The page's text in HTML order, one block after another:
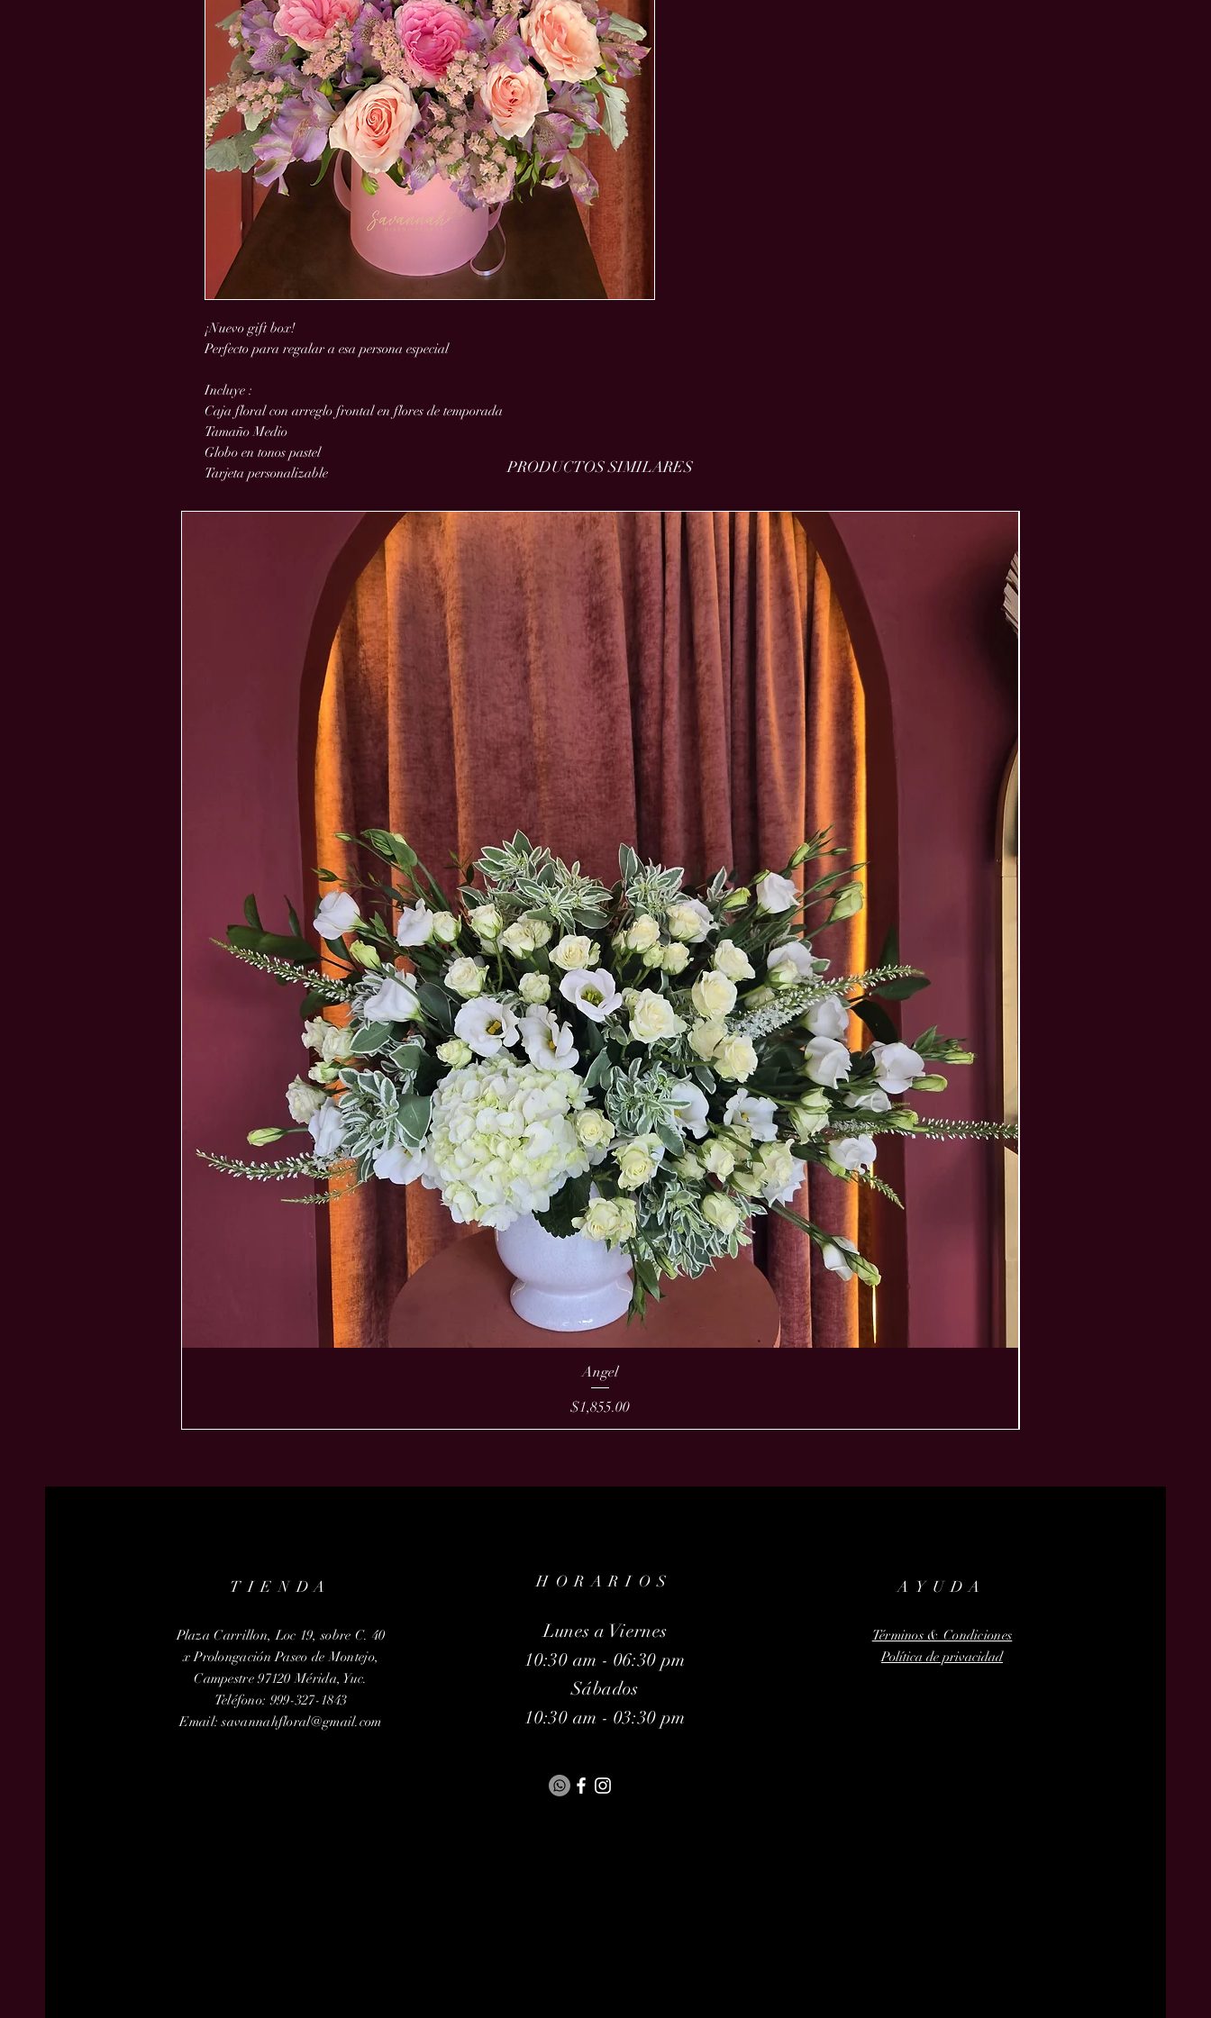
¡Nuevo gift box!
Perfecto para regalar a esa persona especial
Incluye :
Caja floral con arreglo frontal en flores de temporada
Tamaño Medio
Globo en tonos pastel
Tarjeta personalizable
PRODUCTOS SIMILARES
Angel
Precio
$1,855.00
TIENDA
Plaza Carrillon, Loc 19, sobre C. 40
x Prolongación Paseo de Montejo,
Campestre 97120 Mérida, Yuc.
Teléfono: 999-327-1843
Email:savannahfloral@gmail.com
HORARIOS
Lunes a Viernes
10:30 am - 06:30 pm
Sábados
10:30 am - 03:30 pm
AYUDA
Términos & Condiciones
Política de privacidad